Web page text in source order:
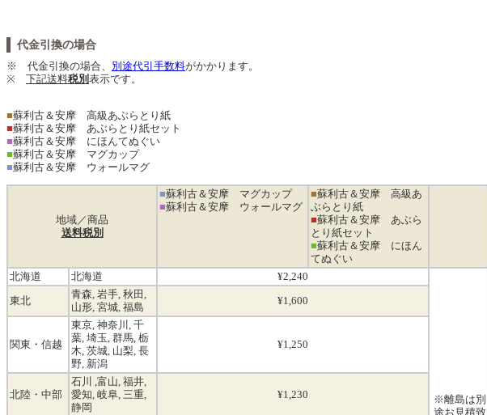
代金引換の場合
※ 代金引換の場合、 別途代引手数料がかかります。
※ 下記送料税別 表示です。
■蘇利古＆安摩 高級あぶらとり紙
■蘇利古＆安摩 あぶらとり紙セット
■蘇利古＆安摩 にほんてぬぐい
■蘇利古＆安摩 マグカップ
■蘇利古＆安摩 ウォールマグ
地域／商品
送料税別
■蘇利古＆安摩 マグカップ
■蘇利古＆安摩 ウォールマグ
■蘇利古＆安摩 高級あ
ぶらとり紙
■蘇利古＆安摩 あぶら
とり紙セット
■蘇利古＆安摩 にほん
てぬぐい
北海道
北海道 ¥2,240
※離島は別
途お見積致
東北
青森, 岩手, 秋田,
山形, 宮城, 福島
¥1,600
関東・信越
東京, 神奈川, 千
葉, 埼玉, 群馬, 栃
木, 茨城, 山梨, 長
野, 新潟
¥1,250
北陸・中部
石川 ,富山, 福井,
愛知, 岐阜, 三重,
静岡
¥1,230